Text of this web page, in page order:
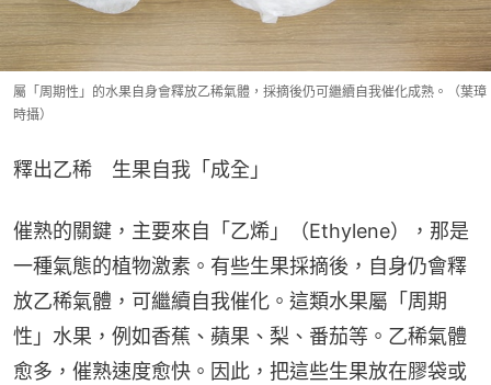
屬「周期性」的水果自身會釋放乙稀氣體，採摘後仍可繼續自我催化成熟。（葉璋
時攝）
釋出乙稀　生果自我「成全」
催熟的關鍵，主要來自「乙烯」（Ethylene），那是
一種氣態的植物激素。有些生果採摘後，自身仍會釋
放乙稀氣體，可繼續自我催化。這類水果屬「周期
性」水果，例如香蕉、蘋果、梨、番茄等。乙稀氣體
愈多，催熟速度愈快。因此，把這些生果放在膠袋或